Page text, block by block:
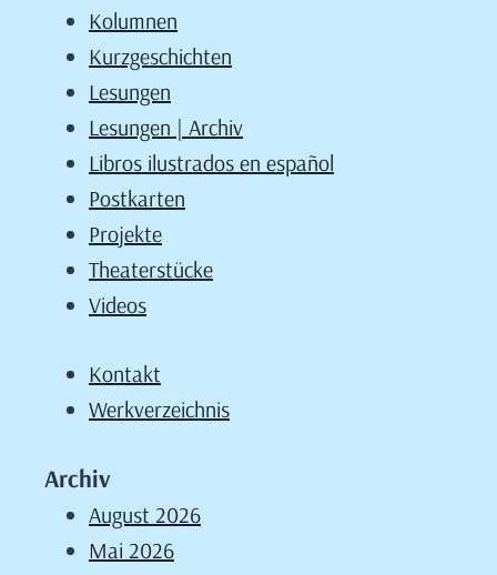
Kolumnen
Kurzgeschichten
Lesungen
Lesungen | Archiv
Libros ilustrados en español
Postkarten
Projekte
Theaterstücke
Videos
Kontakt
Werkverzeichnis
Archiv
August 2026
Mai 2026